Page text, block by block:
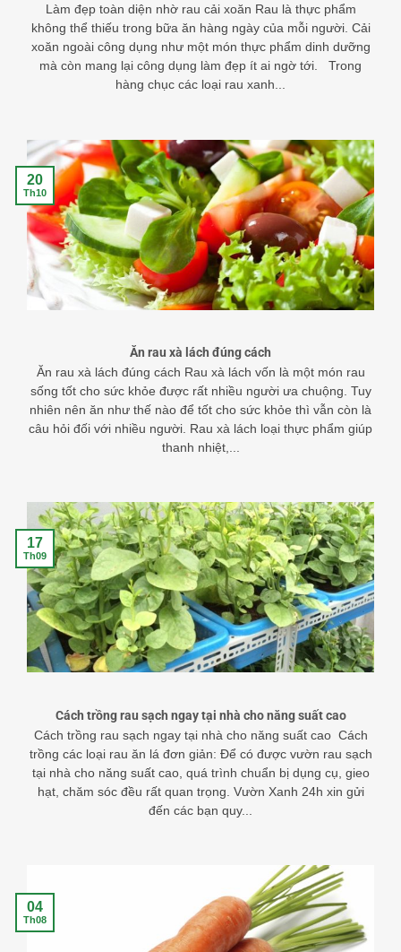
Làm đẹp toàn diện nhờ rau cải xoăn Rau là thực phẩm
không thể thiếu trong bữa ăn hàng ngày của mỗi người. Cải
xoăn ngoài công dụng như một món thực phẩm dinh dưỡng
mà còn mang lại công dụng làm đẹp ít ai ngờ tới. Trong
hàng chục các loại rau xanh...
Ăn rau xà lách đúng cách
Ăn rau xà lách đúng cách Rau xà lách vốn là một món rau
sống tốt cho sức khỏe được rất nhiều người ưa chuộng. Tuy
nhiên nên ăn như thế nào để tốt cho sức khỏe thì vẫn còn là
câu hỏi đối với nhiều người. Rau xà lách loại thực phẩm giúp
thanh nhiệt,...
20
Th10
Cách trồng rau sạch ngay tại nhà cho năng suất cao
Cách trồng rau sạch ngay tại nhà cho năng suất cao Cách
trồng các loại rau ăn lá đơn giản: Để có được vườn rau sạch
tại nhà cho năng suất cao, quá trình chuẩn bị dụng cụ, gieo
hạt, chăm sóc đều rất quan trọng. Vườn Xanh 24h xin gửi
đến các bạn quy...
17
Th09
04
Th08